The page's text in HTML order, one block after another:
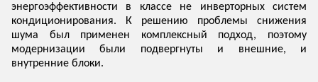
энергоэффективности в классе не инверторных систем
кондиционирования. К решению проблемы снижения
шума был применен комплексный подход, поэтому
модернизации были подвергнуты и внешние, и
внутренние блоки.